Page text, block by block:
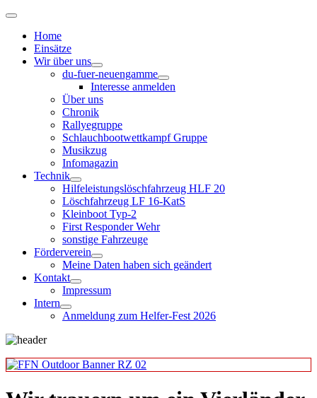
Home
Einsätze
Wir über uns
du-fuer-neuengamme
Interesse anmelden
Über uns
Chronik
Rallyegruppe
Schlauchbootwettkampf Gruppe
Musikzug
Infomagazin
Technik
Hilfeleistungslöschfahrzeug HLF 20
Löschfahrzeug LF 16-KatS
Kleinboot Typ-2
First Responder Wehr
sonstige Fahrzeuge
Förderverein
Meine Daten haben sich geändert
Kontakt
Impressum
Intern
Anmeldung zum Helfer-Fest 2026